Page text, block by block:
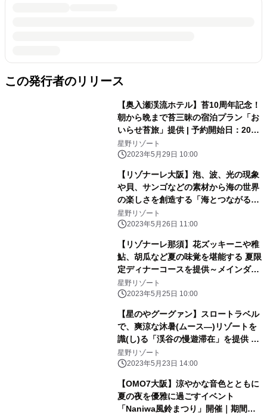
この発行者のリリース
【奥入瀬渓流ホテル】苔10周年記念！
朝から晩まで苔三昧の宿泊プラン「お
いらせ苔旅」提供 | 予約開始日：2023
年6月13日／期間：2023年6月24日〜
2024年6月19日
星野リゾート
2023年5月29日 10:00
【リゾナーレ大阪】泡、波、光の現象
や貝、サンゴなどの素材から海の世界
の楽しさを創造する「海とつながるア
トリエ」誕生｜期間：2023年6月1
日〜9月30日
星野リゾート
2023年5月26日 11:00
【リゾナーレ那須】花ズッキーニや稚
鮎、胡瓜など夏の味覚を堪能する 夏限
定ディナーコースを提供～メインダイ
ニング「OTTO SETTE(オットセッテ)
NASU(ナス)」のフルコース～| 期間：
星野リゾート
2023年5月25日 10:00
【星のやグーグァン】スロートラベル
で、爽涼な沐暑(ムース―)リゾートを
識(し)る「渓谷の慢遊滞在」を提供 ～
森林散策や川辺のピクニックで谷關(グ
ーグァン)と「つながる」2泊3日の滞
日〜8月31日
星野リゾート
2023年5月23日 14:00
【OMO7大阪】涼やかな音色とともに
夏の夜を優雅に過ごすイベント
「Naniwa風鈴まつり」開催｜期間：